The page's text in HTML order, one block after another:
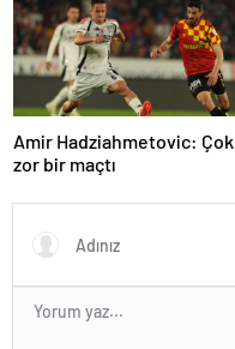
Amir Hadziahmetovic: Çok
zor bir maçtı